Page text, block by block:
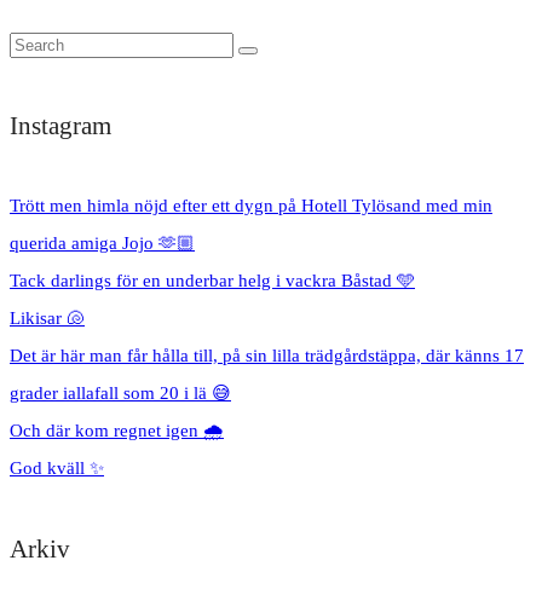
Instagram
Trött men himla nöjd efter ett dygn på Hotell Tylösand med min
querida amiga Jojo 🫶🏼
Tack darlings för en underbar helg i vackra Båstad 🩵
Likisar 🐚
Det är här man får hålla till, på sin lilla trädgårdstäppa, där känns 17
grader iallafall som 20 i lä 😅
Och där kom regnet igen 🌧️
God kväll ✨
Arkiv